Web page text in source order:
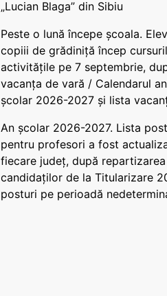
„Lucian Blaga” din Sibiu
Peste o lună începe școala.
copiii de grădiniță încep
activitățile pe 7 septembrie,
vacanța de vară / Calendarul
școlar 2026-2027 și lista
An școlar 2026-2027. Lista
pentru profesori a fost
fiecare județ, după repartizarea
candidaților de la Titularizare
posturi pe perioadă